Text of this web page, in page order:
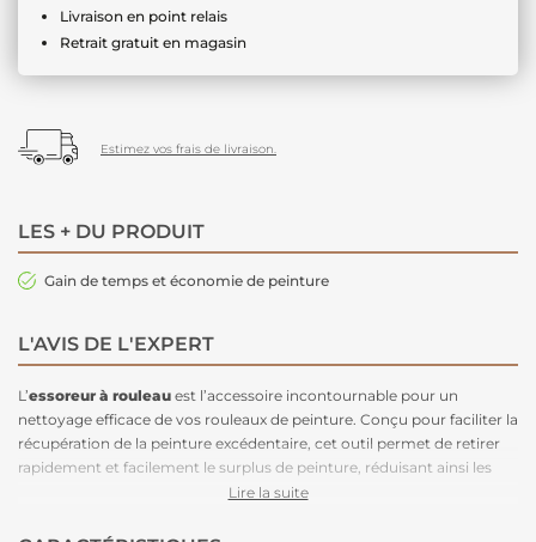
Livraison en point relais
Retrait gratuit en magasin
Estimez vos frais de livraison.
LES + DU PRODUIT
Gain de temps et économie de peinture
L'AVIS DE L'EXPERT
L’essoreur à rouleau est l’accessoire incontournable pour un
nettoyage efficace de vos rouleaux de peinture. Conçu pour faciliter la
récupération de la peinture excédentaire, cet outil permet de retirer
rapidement et facilement le surplus de peinture, réduisant ainsi les
déchets et simplifiant le nettoyage de vos rouleaux. Grâce à sa
Lire la suite